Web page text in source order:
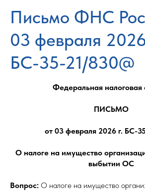
Письмо ФНС
03 февраля
БС-35-21/830@
Федеральная налоговая
ПИСЬМО
от 03 февраля 2026 г. БС-
О налоге на имущество
выбытии ОС
Вопрос: О налоге на имущество